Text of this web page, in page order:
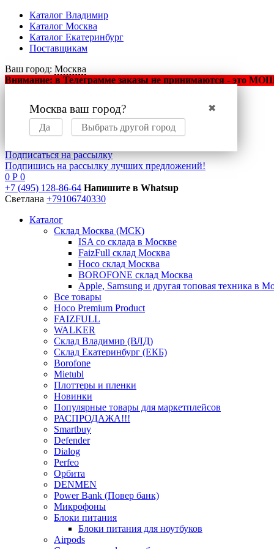
Каталог Владимир
Каталог Москва
Каталог Екатеринбург
Поставщикам
Ваш город: Москва
✖
Москва ваш город?
Да Выбрать другой город
Внимание: в Телеграмме заказы не принимаются - это
Оптовый маркетплейс
мобильных аксессуаров
Подписаться на рассылку
Подпишись на рассылку лучших предложений!
0 Р 0
+7 (495) 128-86-64 Напишите в Whatsup
Светлана +79106740330
Каталог
Склад Москва (МСК)
ISA со склада в Москве
FaizFull склад Москва
Hoco склад Москва
BOROFONE склад Москва
Apple, Samsung и другая топовая техника в
Все товары
Hoco Premium Product
FAIZFULL
WALKER
Склад Владимир (ВЛД)
Склад Екатеринбург (ЕКБ)
Borofone
Mietubl
Плоттеры и пленки
Новинки
Популярные товары для маркетплейсов
РАСПРОДАЖА!!!
Smartbuy
Defender
Dialog
Perfeo
Орбита
DENMEN
Power Bank (Повер банк)
Микрофоны
Блоки питания
Блоки питания для ноутбуков
Airpods